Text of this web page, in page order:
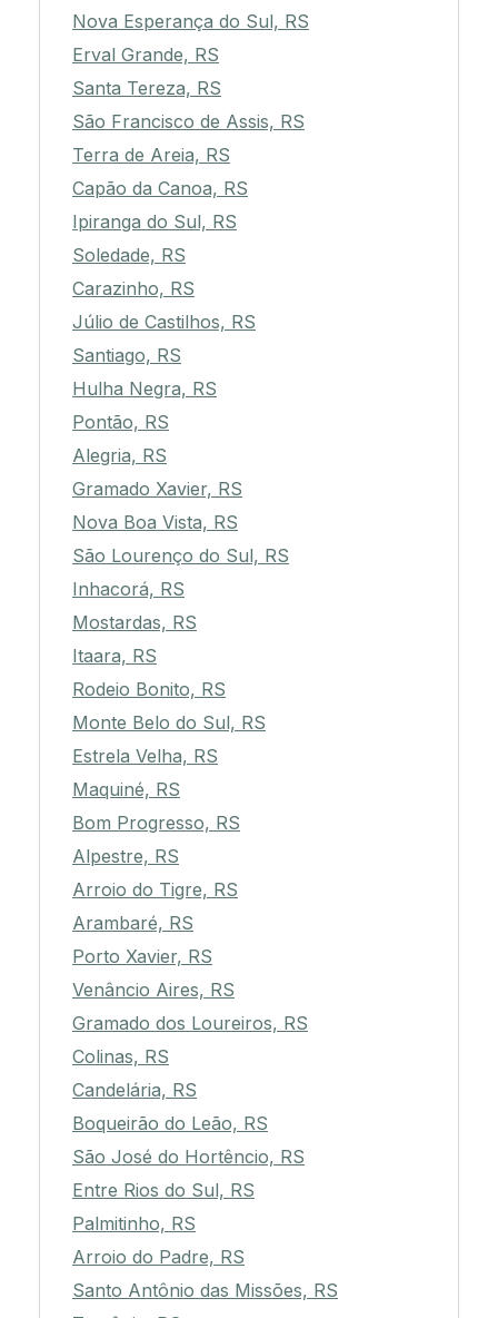
Nova Esperança do Sul, RS
Erval Grande, RS
Santa Tereza, RS
São Francisco de Assis, RS
Terra de Areia, RS
Capão da Canoa, RS
Ipiranga do Sul, RS
Soledade, RS
Carazinho, RS
Júlio de Castilhos, RS
Santiago, RS
Hulha Negra, RS
Pontão, RS
Alegria, RS
Gramado Xavier, RS
Nova Boa Vista, RS
São Lourenço do Sul, RS
Inhacorá, RS
Mostardas, RS
Itaara, RS
Rodeio Bonito, RS
Monte Belo do Sul, RS
Estrela Velha, RS
Maquiné, RS
Bom Progresso, RS
Alpestre, RS
Arroio do Tigre, RS
Arambaré, RS
Porto Xavier, RS
Venâncio Aires, RS
Gramado dos Loureiros, RS
Colinas, RS
Candelária, RS
Boqueirão do Leão, RS
São José do Hortêncio, RS
Entre Rios do Sul, RS
Palmitinho, RS
Arroio do Padre, RS
Santo Antônio das Missões, RS